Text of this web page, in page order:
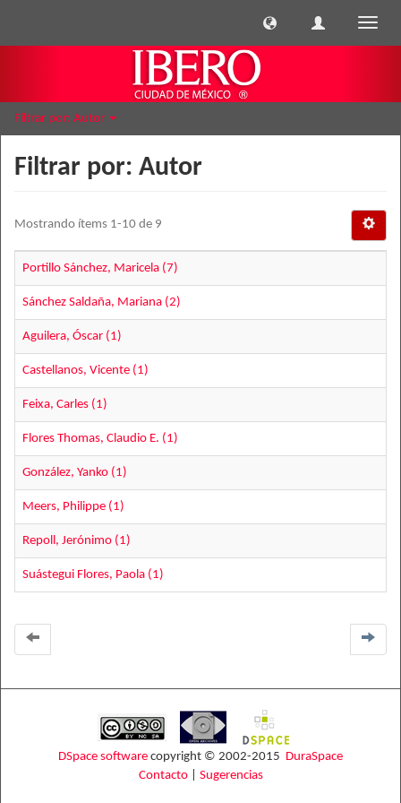
Filtrar por: Autor
Filtrar por: Autor
Mostrando ítems 1-10 de 9
Portillo Sánchez, Maricela (7)
Sánchez Saldaña, Mariana (2)
Aguilera, Óscar (1)
Castellanos, Vicente (1)
Feixa, Carles (1)
Flores Thomas, Claudio E. (1)
González, Yanko (1)
Meers, Philippe (1)
Repoll, Jerónimo (1)
Suástegui Flores, Paola (1)
DSpace software copyright © 2002-2015 DuraSpace
Contacto| Sugerencias